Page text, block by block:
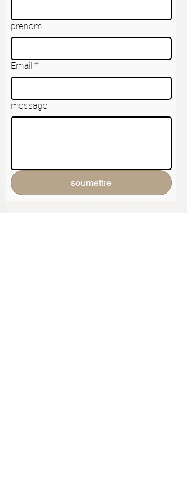
prénom
Email *
message
soumettre